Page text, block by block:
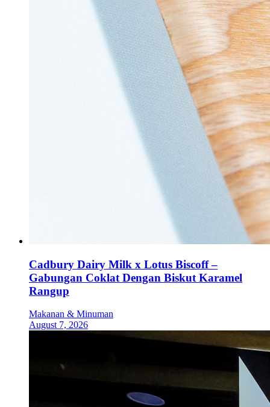
Cadbury Dairy Milk x Lotus Biscoff –
Gabungan Coklat Dengan Biskut Karamel
Rangup
Makanan & Minuman
August 7, 2026